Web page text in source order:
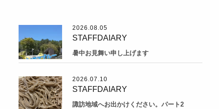
2026.08.05
STAFFDAIARY
暑中お見舞い申し上げます
2026.07.10
STAFFDAIARY
諏訪地域へお出かけください。パート2